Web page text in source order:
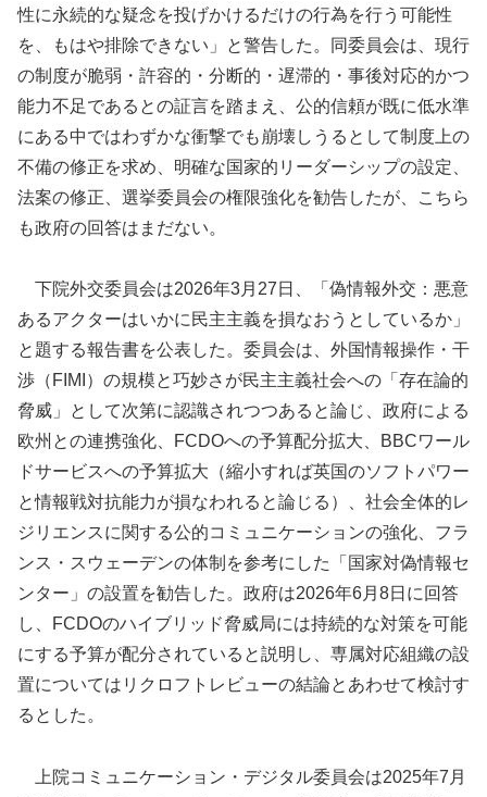
性に永続的な疑念を投げかけるだけの行為を行う可能性
を、もはや排除できない」と警告した。同委員会は、現行
の制度が脆弱・許容的・分断的・遅滞的・事後対応的かつ
能力不足であるとの証言を踏まえ、公的信頼が既に低水準
にある中ではわずかな衝撃でも崩壊しうるとして制度上の
不備の修正を求め、明確な国家的リーダーシップの設定、
法案の修正、選挙委員会の権限強化を勧告したが、こちら
も政府の回答はまだない。
下院外交委員会は2026年3月27日、「偽情報外交：悪意
あるアクターはいかに民主主義を損なおうとしているか」
と題する報告書を公表した。委員会は、外国情報操作・干
渉（FIMI）の規模と巧妙さが民主主義社会への「存在論的
脅威」として次第に認識されつつあると論じ、政府による
欧州との連携強化、FCDOへの予算配分拡大、BBCワール
ドサービスへの予算拡大（縮小すれば英国のソフトパワー
と情報戦対抗能力が損なわれると論じる）、社会全体的レ
ジリエンスに関する公的コミュニケーションの強化、フラ
ンス・スウェーデンの体制を参考にした「国家対偽情報セ
ンター」の設置を勧告した。政府は2026年6月8日に回答
し、FCDOのハイブリッド脅威局には持続的な対策を可能
にする予算が配分されていると説明し、専属対応組織の設
置についてはリクロフトレビューの結論とあわせて検討す
るとした。
上院コミュニケーション・デジタル委員会は2025年7月